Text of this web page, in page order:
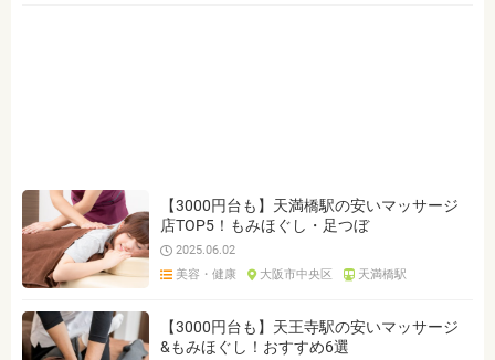
【3000円台も】天満橋駅の安いマッサージ
店TOP5！もみほぐし・足つぼ
2025.06.02
美容・健康
大阪市中央区 天満橋駅
【3000円台も】天王寺駅の安いマッサージ
&もみほぐし！おすすめ6選